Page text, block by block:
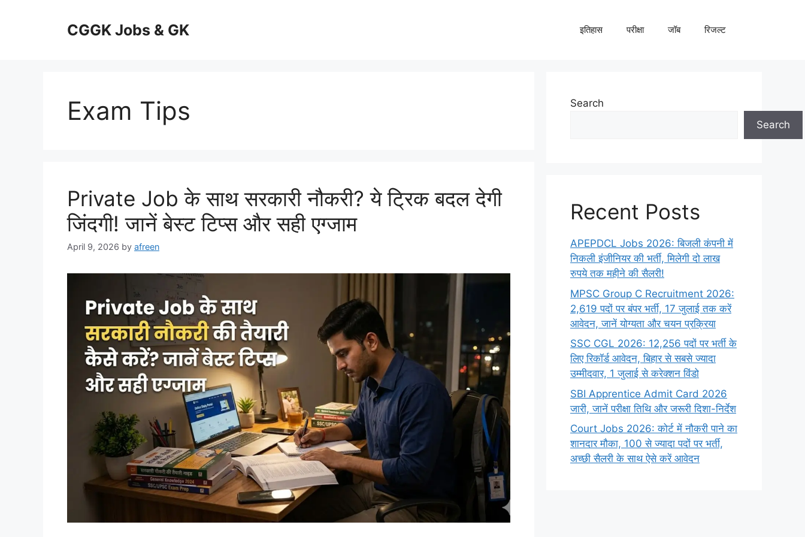
CGGK Jobs & GK इतिहास परीक्षा जॉब रिजल्ट
Exam Tips
Private Job के साथ सरकारी नौकरी? ये ट्रिक बदल देगी
जिंदगी! जानें बेस्ट टिप्स और सही एग्जाम
April 9, 2026 by afreen
Search
Search
Recent Posts
APEPDCL Jobs 2026: बिजली कंपनी में
निकली इंजीनियर की भर्ती, मिलेगी दो लाख
रुपये तक महीने की सैलरी!
MPSC Group C Recruitment 2026:
2,619 पदों पर बंपर भर्ती, 17 जुलाई तक करें
आवेदन, जानें योग्यता और चयन प्रक्रिया
SSC CGL 2026: 12,256 पदों पर भर्ती के
लिए रिकॉर्ड आवेदन, बिहार से सबसे ज्यादा
उम्मीदवार, 1 जुलाई से करेक्शन विंडो
SBI Apprentice Admit Card 2026
जारी, जानें परीक्षा तिथि और जरूरी दिशा-निर्देश
Court Jobs 2026: कोर्ट में नौकरी पाने का
शानदार मौका, 100 से ज्यादा पदों पर भर्ती,
अच्छी सैलरी के साथ ऐसे करें आवेदन